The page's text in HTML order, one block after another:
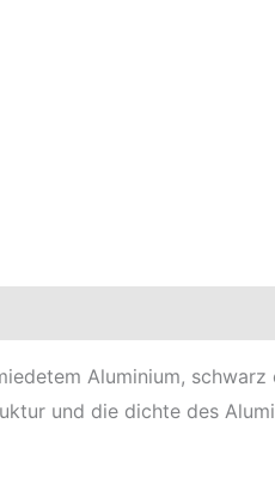
Aluminium,
und die dichte des